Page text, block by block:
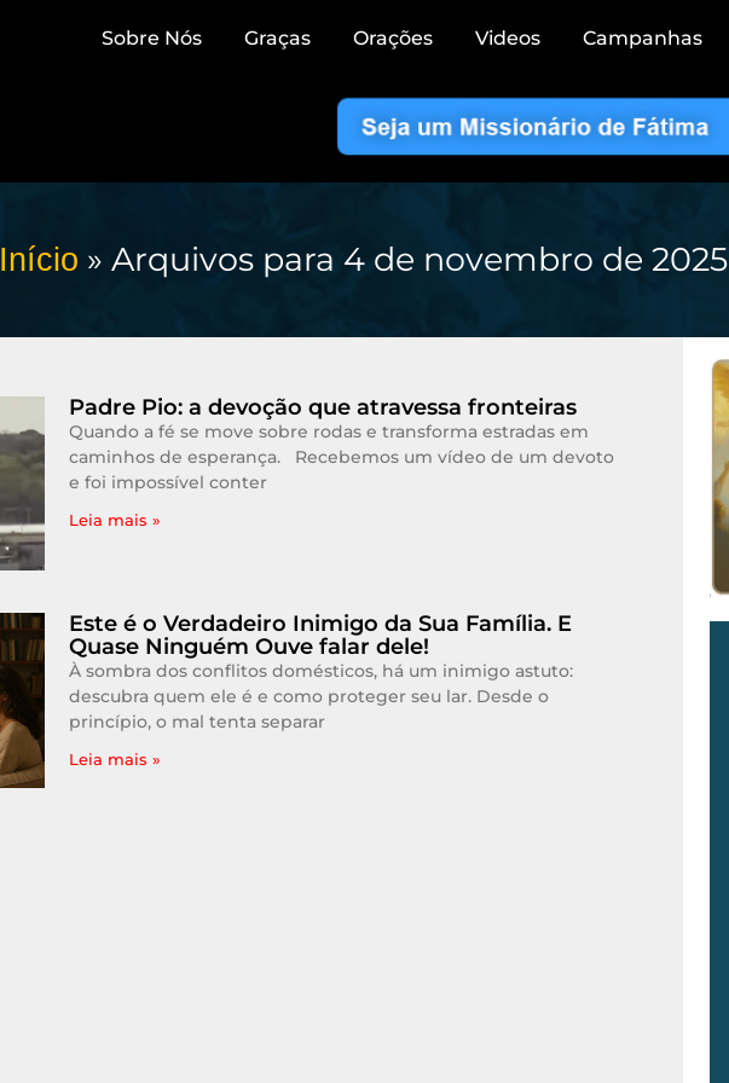
Sobre Nós Graças Orações Videos Campanhas
Início » Arquivos para 4 de novembro de 2025
Padre Pio: a devoção que atravessa fronteiras
Quando a fé se move sobre rodas e transforma estradas em
caminhos de esperança. Recebemos um vídeo de um devoto
e foi impossível conter
Leia mais »
Este é o Verdadeiro Inimigo da Sua Família. E
Quase Ninguém Ouve falar dele!
À sombra dos conflitos domésticos, há um inimigo astuto:
descubra quem ele é e como proteger seu lar. Desde o
princípio, o mal tenta separar
Leia mais »